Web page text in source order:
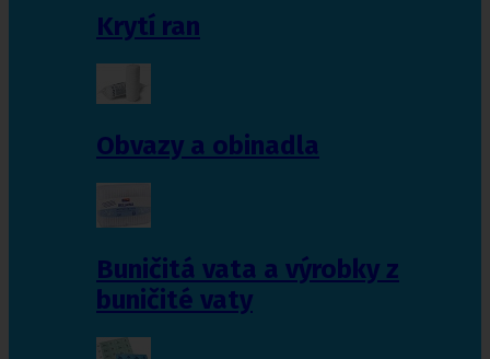
Krytí ran
Obvazy a obinadla
Buničitá vata a výrobky z
buničité vaty